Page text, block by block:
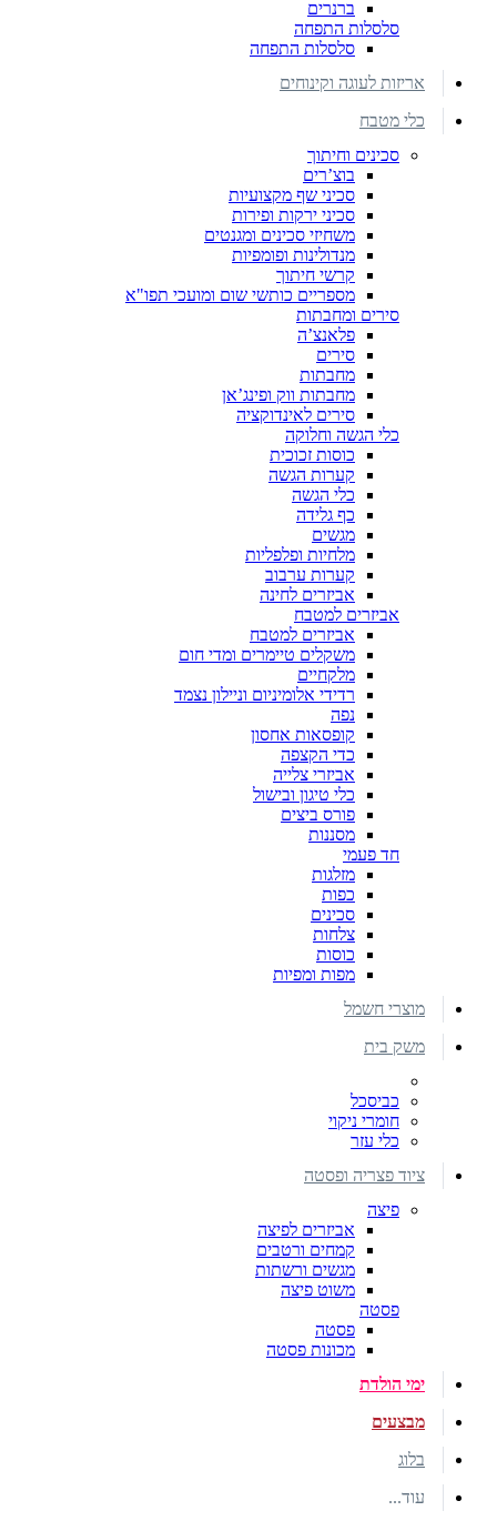
ברנרים
סלסלות התפחה
סלסלות התפחה
אריזות לעוגה וקינוחים
כלי מטבח
סכינים וחיתוך
בוצ’רים
סכיני שף מקצועיות
סכיני ירקות ופירות
משחיזי סכינים ומגנטים
מנדולינות ופומפיות
קרשי חיתוך
מספריים כותשי שום ומועכי תפו"א
סירים ומחבתות
פלאנצ’ה
סירים
מחבתות
מחבתות ווק ופינג’אן
סירים לאינדוקציה
כלי הגשה וחלוקה
כוסות זכוכית
קערות הגשה
כלי הגשה
כף גלידה
מגשים
מלחיות ופלפליות
קערות ערבוב
אביזרים לחינה
אביזרים למטבח
אביזרים למטבח
משקלים טיימרים ומדי חום
מלקחיים
רדידי אלומיניום וניילון נצמד
נפה
קופסאות אחסון
כדי הקצפה
אביזרי צלייה
כלי טיגון ובישול
פורס ביצים
מסננות
חד פעמי
מזלגות
כפות
סכינים
צלחות
כוסות
מפות ומפיות
מוצרי חשמל
משק בית
כביסכל
חומרי ניקוי
כלי עזר
ציוד פצריה ופסטה
פיצה
אביזרים לפיצה
קמחים ורטבים
מגשים ורשתות
משוט פיצה
פסטה
פסטה
מכונות פסטה
ימי הולדת
מבצעים
בלוג
עוד...